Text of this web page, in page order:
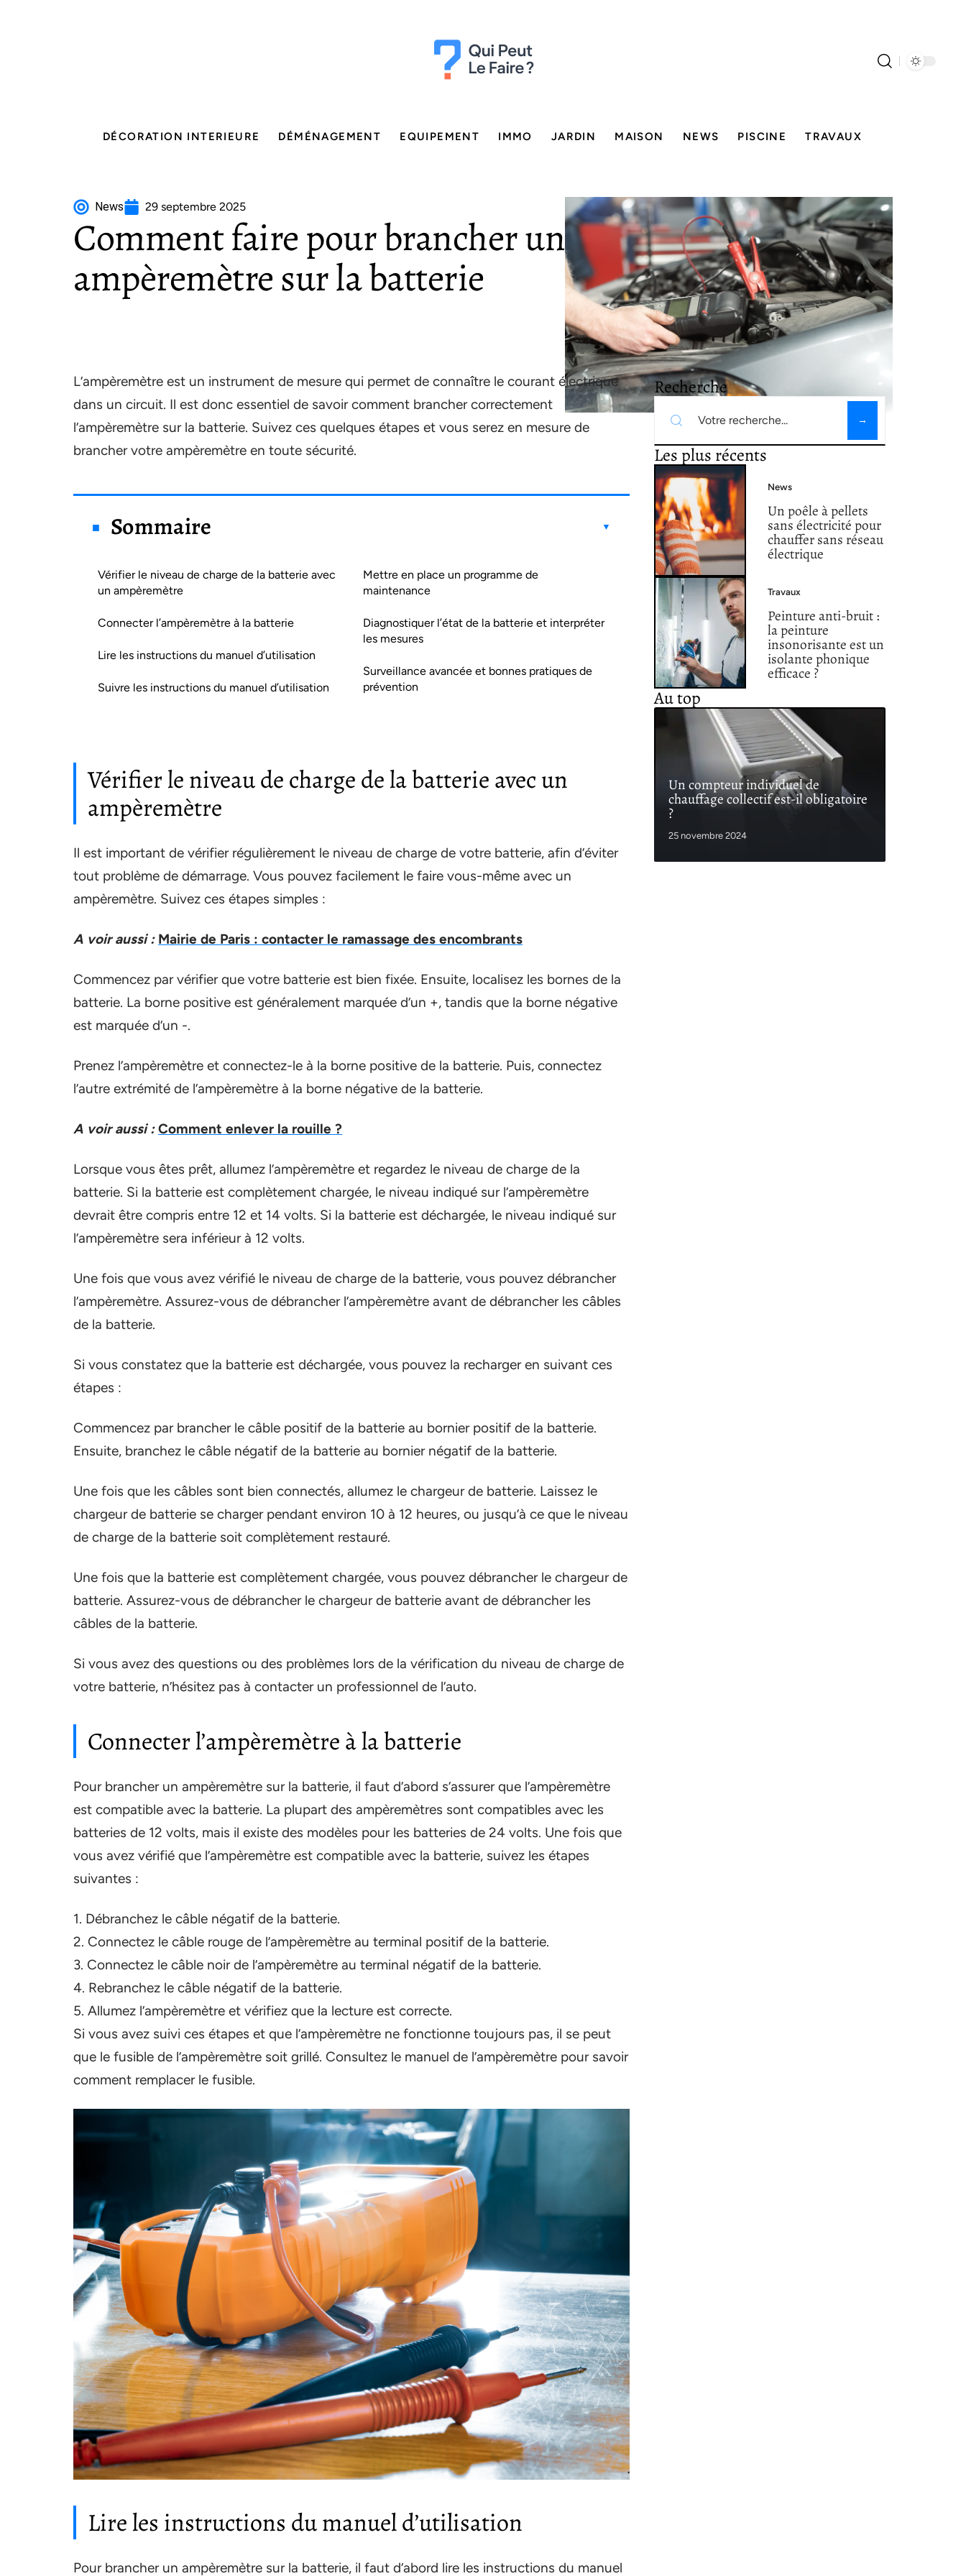
DÉCORATION INTERIEURE DÉMÉNAGEMENT EQUIPEMENT IMMO JARDIN MAISON NEWS PISCINE TRAVAUX
News 29 septembre 2025
Comment faire pour brancher un
ampèremètre sur la batterie
L’ampèremètre est un instrument de mesure qui permet de connaître le courant électrique
dans un circuit. Il est donc essentiel de savoir comment brancher correctement
l’ampèremètre sur la batterie. Suivez ces quelques étapes et vous serez en mesure de
brancher votre ampèremètre en toute sécurité.
Sommaire
Vérifier le niveau de charge de la batterie avec
un ampèremètre
Connecter l’ampèremètre à la batterie
Lire les instructions du manuel d’utilisation
Suivre les instructions du manuel d’utilisation
Mettre en place un programme de
maintenance
Diagnostiquer l’état de la batterie et interpréter
les mesures
Surveillance avancée et bonnes pratiques de
prévention
Vérifier le niveau de charge de la batterie avec un
ampèremètre
Il est important de vérifier régulièrement le niveau de charge de votre batterie, afin d’éviter
tout problème de démarrage. Vous pouvez facilement le faire vous-même avec un
ampèremètre. Suivez ces étapes simples :
A voir aussi : Mairie de Paris : contacter le ramassage des encombrants
Commencez par vérifier que votre batterie est bien fixée. Ensuite, localisez les bornes de la
batterie. La borne positive est généralement marquée d’un +, tandis que la borne négative
est marquée d’un -.
Prenez l’ampèremètre et connectez-le à la borne positive de la batterie. Puis, connectez
l’autre extrémité de l’ampèremètre à la borne négative de la batterie.
A voir aussi : Comment enlever la rouille ?
Lorsque vous êtes prêt, allumez l’ampèremètre et regardez le niveau de charge de la
batterie. Si la batterie est complètement chargée, le niveau indiqué sur l’ampèremètre
devrait être compris entre 12 et 14 volts. Si la batterie est déchargée, le niveau indiqué sur
l’ampèremètre sera inférieur à 12 volts.
Une fois que vous avez vérifié le niveau de charge de la batterie, vous pouvez débrancher
l’ampèremètre. Assurez-vous de débrancher l’ampèremètre avant de débrancher les câbles
de la batterie.
Si vous constatez que la batterie est déchargée, vous pouvez la recharger en suivant ces
étapes :
Commencez par brancher le câble positif de la batterie au bornier positif de la batterie.
Ensuite, branchez le câble négatif de la batterie au bornier négatif de la batterie.
Une fois que les câbles sont bien connectés, allumez le chargeur de batterie. Laissez le
chargeur de batterie se charger pendant environ 10 à 12 heures, ou jusqu’à ce que le niveau
de charge de la batterie soit complètement restauré.
Une fois que la batterie est complètement chargée, vous pouvez débrancher le chargeur de
batterie. Assurez-vous de débrancher le chargeur de batterie avant de débrancher les
câbles de la batterie.
Si vous avez des questions ou des problèmes lors de la vérification du niveau de charge de
votre batterie, n’hésitez pas à contacter un professionnel de l’auto.
Connecter l’ampèremètre à la batterie
Pour brancher un ampèremètre sur la batterie, il faut d’abord s’assurer que l’ampèremètre
est compatible avec la batterie. La plupart des ampèremètres sont compatibles avec les
batteries de 12 volts, mais il existe des modèles pour les batteries de 24 volts. Une fois que
vous avez vérifié que l’ampèremètre est compatible avec la batterie, suivez les étapes
suivantes :
1. Débranchez le câble négatif de la batterie.
2. Connectez le câble rouge de l’ampèremètre au terminal positif de la batterie.
3. Connectez le câble noir de l’ampèremètre au terminal négatif de la batterie.
4. Rebranchez le câble négatif de la batterie.
5. Allumez l’ampèremètre et vérifiez que la lecture est correcte.
Si vous avez suivi ces étapes et que l’ampèremètre ne fonctionne toujours pas, il se peut
que le fusible de l’ampèremètre soit grillé. Consultez le manuel de l’ampèremètre pour savoir
comment remplacer le fusible.
Lire les instructions du manuel d’utilisation
Pour brancher un ampèremètre sur la batterie, il faut d’abord lire les instructions du manuel
Recherche
Les plus récents
News
Un poêle à pellets
sans électricité pour
chauffer sans réseau
électrique
Travaux
Peinture anti-bruit :
la peinture
insonorisante est un
isolante phonique
efficace ?
Au top
Un compteur individuel de
chauffage collectif est-il obligatoire
?
25 novembre 2024